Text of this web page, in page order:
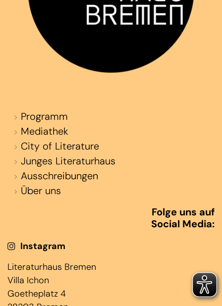
Programm
Mediathek
City of Literature
Junges Literaturhaus
Ausschreibungen
Über uns
Folge uns auf
Social Media:
Instagram
Literaturhaus Bremen
Villa Ichon
Goetheplatz 4